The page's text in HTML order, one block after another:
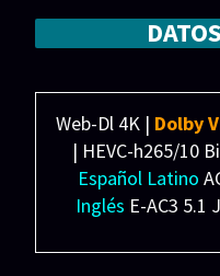
Música: Joe Hisaishi
Fotografía: Benjamin
Grant, Hamish
Kevin Kline, Jodie
Productora:
Imperative
Productions,
Distribuidora: Sony
Web-Dl 4K | Dolby
| HEVC-h265/10
Español Latino
Inglés E-AC3 5.1